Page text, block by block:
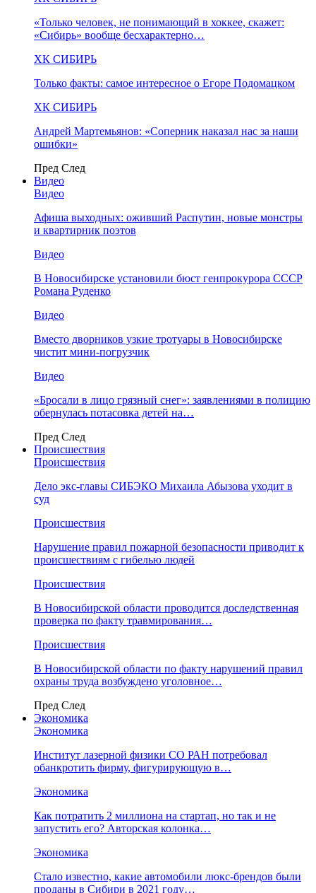
«Только человек, не понимающий в хоккее, скажет:
«Сибирь» вообще бесхарактерно…
ХК СИБИРЬ
Только факты: самое интересное о Егоре Подомацком
ХК СИБИРЬ
Андрей Мартемьянов: «Соперник наказал нас за наши
ошибки»
Пред След
Видео
Видео
Афиша выходных: оживший Распутин, новые монстры
и квартирник поэтов
Видео
В Новосибирске установили бюст генпрокурора СССР
Романа Руденко
Видео
Вместо дворников узкие тротуары в Новосибирске
чистит мини-погрузчик
Видео
«Бросали в лицо грязный снег»: заявлениями в полицию
обернулась потасовка детей на…
Пред След
Происшествия
Происшествия
Дело экс-главы СИБЭКО Михаила Абызова уходит в
суд
Происшествия
Нарушение правил пожарной безопасности приводит к
происшествиям с гибелью людей
Происшествия
В Новосибирской области проводится доследственная
проверка по факту травмирования…
Происшествия
В Новосибирской области по факту нарушений правил
охраны труда возбуждено уголовное…
Пред След
Экономика
Экономика
Институт лазерной физики СО РАН потребовал
обанкротить фирму, фигурирующую в…
Экономика
Как потратить 2 миллиона на стартап, но так и не
запустить его? Авторская колонка…
Экономика
Стало известно, какие автомобили люкс-брендов были
проданы в Сибири в 2021 году…